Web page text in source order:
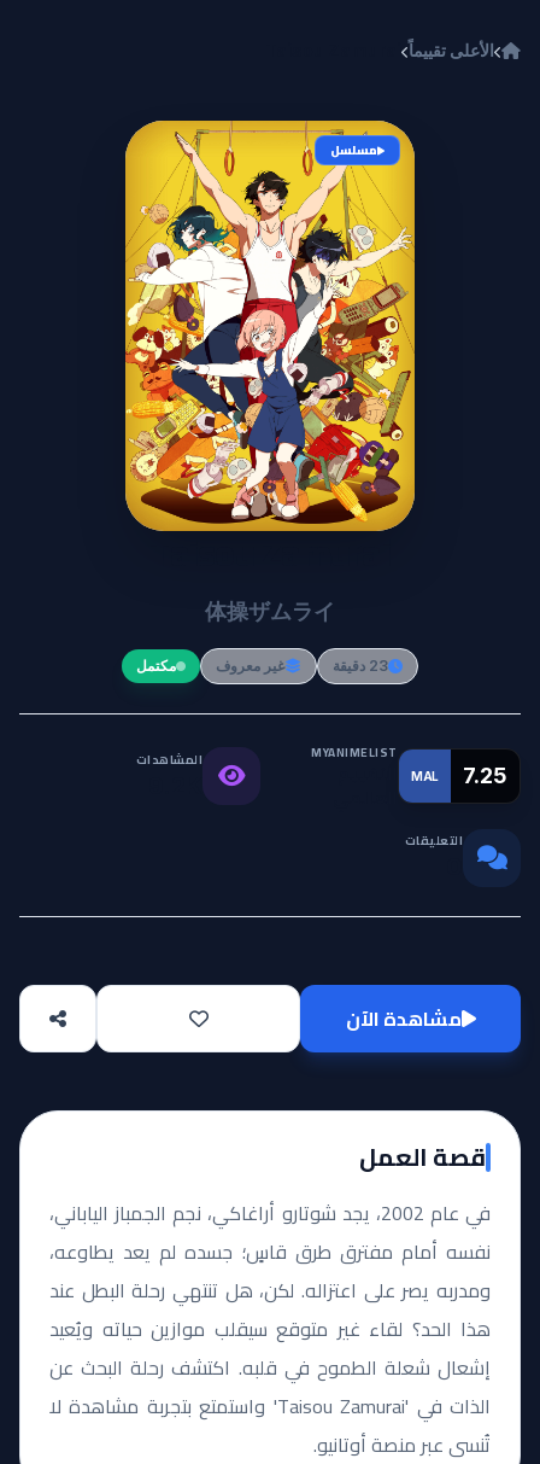
الأعلى تقييماً
مسلسل
Taisou Zamurai
体操ザムライ
23 دقيقة غير معروف مكتمل
MAL 7.25
MYANIMELIST المشاهدات
التعليقات
مشاهدة الآن
قصة العمل
في عام 2002، يجد شوتارو أراغاكي، نجم الجمباز الياباني،
نفسه أمام مفترق طرق قاسٍ؛ جسده لم يعد يطاوعه،
ومدربه يصر على اعتزاله. لكن، هل تنتهي رحلة البطل عند
هذا الحد؟ لقاء غير متوقع سيقلب موازين حياته ويُعيد
إشعال شعلة الطموح في قلبه. اكتشف رحلة البحث عن
الذات في 'Taisou Zamurai' واستمتع بتجربة مشاهدة لا
تُنسى عبر منصة أوتانيو.